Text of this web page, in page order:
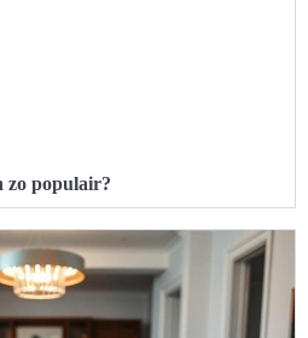
zo populair?